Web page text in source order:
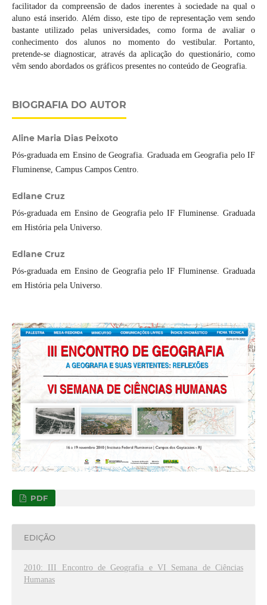
facilitador da compreensão de dados inerentes à sociedade na qual o
aluno está inserido. Além disso, este tipo de representação vem sendo
bastante utilizado pelas universidades, como forma de avaliar o
conhecimento dos alunos no momento do vestibular. Portanto,
pretende-se diagnosticar, através da aplicação do questionário, como
vêm sendo abordados os gráficos presentes no conteúdo de Geografia.
BIOGRAFIA DO AUTOR
Aline Maria Dias Peixoto
Pós-graduada em Ensino de Geografia. Graduada em Geografia pelo IF
Fluminense, Campus Campos Centro.
Edlane Cruz
Pós-graduada em Ensino de Geografia pelo IF Fluminense. Graduada
em História pela Universo.
Edlane Cruz
Pós-graduada em Ensino de Geografia pelo IF Fluminense. Graduada
em História pela Universo.
PDF
EDIÇÃO
2010: III Encontro de Geografia e VI Semana de Ciências
Humanas